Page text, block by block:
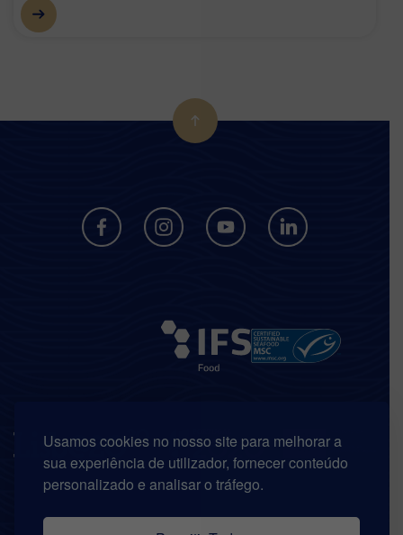
Usamos cookies no nosso site para melhorar a
sua experiência de utilizador, fornecer conteúdo
personalizado e analisar o tráfego.